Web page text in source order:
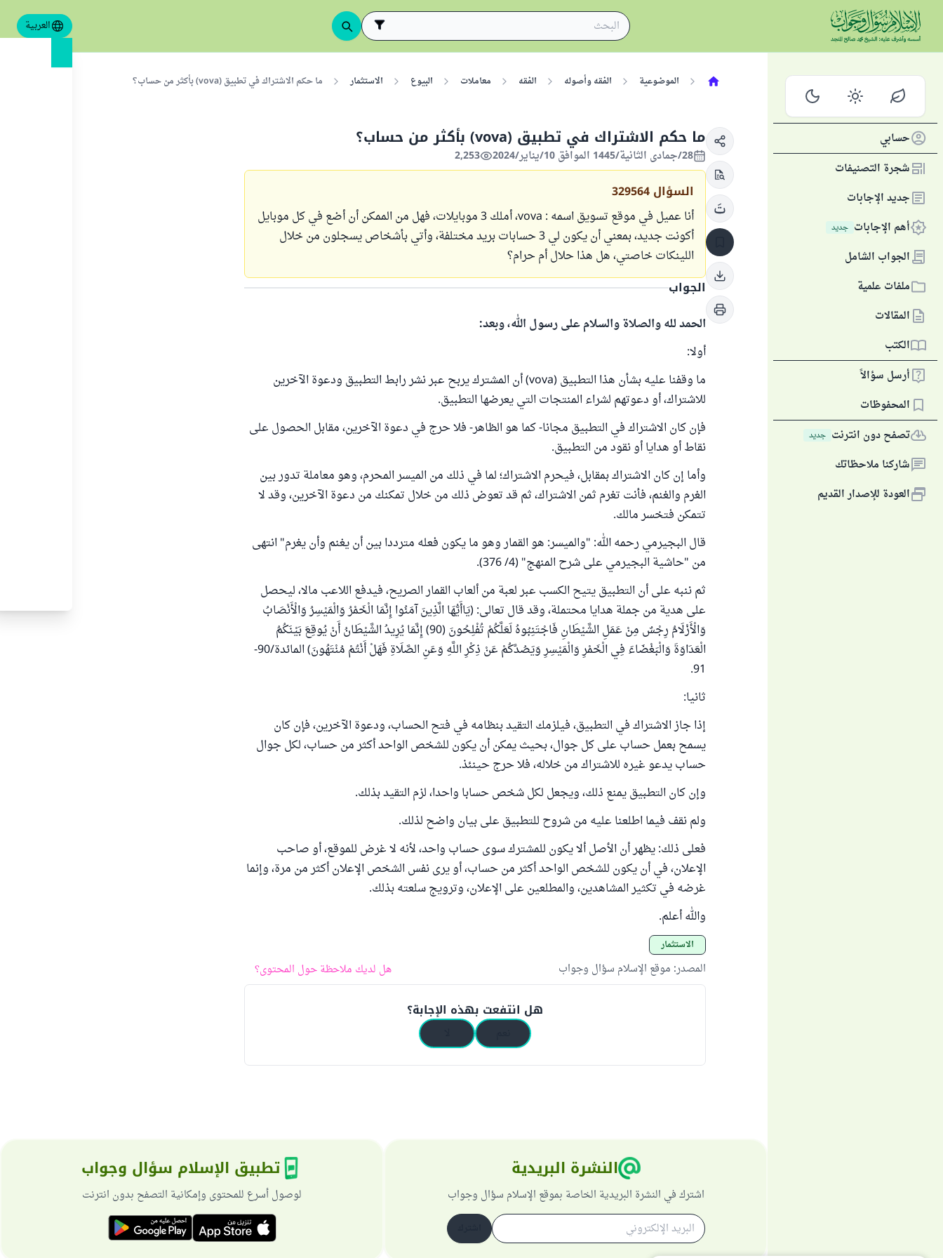
العربية
حسابي
شجرة التصنيفات
جديد الإجابات
أهم الإجابات جديد
الجواب الشامل
ملفات علمية
المقالات
الكتب
أرسل سؤالاً
المحفوظات
تصفح دون انترنت جديد
شاركنا ملاحظاتك
العودة للإصدار القديم
الموضوعية الفقه وأصوله الفقه معاملات البيوع الاستثمار ما حكم الاشتراك في تطبيق (vova) بأكثر من حساب؟
ما حكم الاشتراك في تطبيق (vova) بأكثر من حساب؟
28/جمادى الثانية/1445 الموافق 10/يناير/2024 2,253
السؤال 329564
أنا عميل في موقع تسويق اسمه : vova، أملك 3 موبايلات، فهل من الممكن أن أضع في كل موبايل
أكونت جديد، بمعني أن يكون لي 3 حسابات بريد مختلفة، وأتي بأشخاص يسجلون من خلال
اللينكات خاصتي، هل هذا حلال أم حرام؟
الجواب
الحمد لله والصلاة والسلام على رسول الله، وبعد:
أولا:
ما وقفنا عليه بشأن هذا التطبيق (vova) أن المشترك يربح عبر نشر رابط التطبيق ودعوة الآخرين
للاشتراك، أو دعوتهم لشراء المنتجات التي يعرضها التطبيق.
فإن كان الاشتراك في التطبيق مجانا- كما هو الظاهر- فلا حرج في دعوة الآخرين، مقابل الحصول على
نقاط أو هدايا أو نقود من التطبيق.
وأما إن كان الاشتراك بمقابل، فيحرم الاشتراك؛ لما في ذلك من الميسر المحرم، وهو معاملة تدور بين
الغرم والغنم، فأنت تغرم ثمن الاشتراك، ثم قد تعوض ذلك من خلال تمكنك من دعوة الآخرين، وقد لا
تتمكن فتخسر مالك.
قال البجيرمي رحمه الله: "والميسر: هو القمار وهو ما يكون فعله مترددا بين أن يغنم وأن يغرم" انتهى
من "حاشية البجيرمي على شرح المنهج" (4/ 376).
ثم ننبه على أن التطبيق يتيح الكسب عبر لعبة من ألعاب القمار الصريح، فيدفع اللاعب مالا، ليحصل
على هدية من جملة هدايا محتملة، وقد قال تعالى: (يَاأَيُّهَا الَّذِينَ آمَنُوا إِنَّمَا الْخَمْرُ وَالْمَيْسِرُ وَالْأَنْصَابُ
وَالْأَزْلَامُ رِجْسٌ مِنْ عَمَلِ الشَّيْطَانِ فَاجْتَنِبُوهُ لَعَلَّكُمْ تُفْلِحُونَ (90) إِنَّمَا يُرِيدُ الشَّيْطَانُ أَنْ يُوقِعَ بَيْنَكُمُ
الْعَدَاوَةَ وَالْبَغْضَاءَ فِي الْخَمْرِ وَالْمَيْسِرِ وَيَصُدَّكُمْ عَنْ ذِكْرِ اللَّهِ وَعَنِ الصَّلَاةِ فَهَلْ أَنْتُمْ مُنْتَهُونَ) المائدة/90-
91.
ثانيا:
إذا جاز الاشتراك في التطبيق، فيلزمك التقيد بنظامه في فتح الحساب، ودعوة الآخرين، فإن كان
يسمح بعمل حساب على كل جوال، بحيث يمكن أن يكون للشخص الواحد أكثر من حساب، لكل جوال
حساب يدعو غيره للاشتراك من خلاله، فلا حرج حينئذ.
وإن كان التطبيق يمنع ذلك، ويجعل لكل شخص حسابا واحدا، لزم التقيد بذلك.
ولم نقف فيما اطلعنا عليه من شروح للتطبيق على بيان واضح لذلك.
فعلى ذلك: يظهر أن الأصل ألا يكون للمشترك سوى حساب واحد، لأنه لا غرض للموقع، أو صاحب
الإعلان، في أن يكون للشخص الواحد أكثر من حساب، أو يرى نفس الشخص الإعلان أكثر من مرة، وإنما
غرضه في تكثير المشاهدين، والمطلعين على الإعلان، وترويج سلعته بذلك.
والله أعلم.
الاستثمار
المصدر: موقع الإسلام سؤال وجواب هل لديك ملاحظة حول المحتوى؟
هل انتفعت بهذه الإجابة؟
النشرة البريدية
اشترك في النشرة البريدية الخاصة بموقع الإسلام سؤال وجواب
تطبيق الإسلام سؤال وجواب
لوصول أسرع للمحتوى وإمكانية التصفح بدون انترنت